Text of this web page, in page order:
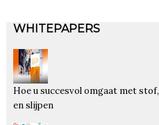
WHITEPAPERS
Hoe u succesvol omgaat met
en slijpen